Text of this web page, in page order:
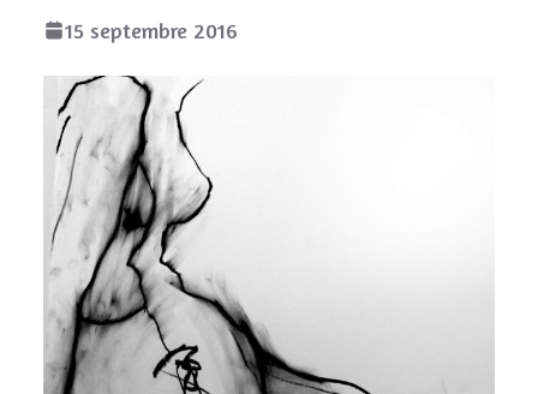
15 septembre 2016